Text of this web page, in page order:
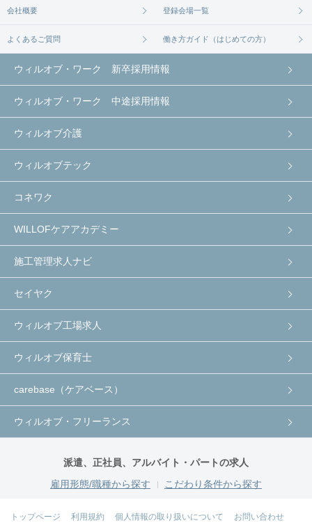
会社概要 登録会場一覧
よくあるご質問 働き方ガイド（はじめての方）
ウィルオブ・ワーク 新卒採用情報
ウィルオブ・ワーク 中途採用情報
ウィルオブ介護
ウィルオブテック
コネワク
WILLOFケアアカデミー
施工管理求人ナビ
セイヤク
ウィルオブ工場求人
ウィルオブ保育士
carebase（ケアベース）
ウィルオブ・フリーランス
派遣、正社員、アルバイト・パートの求人
雇用形態/職種から探す
こだわり条件から探す
トップページ 利用規約 個人情報の取り扱いについて お問い合わせ